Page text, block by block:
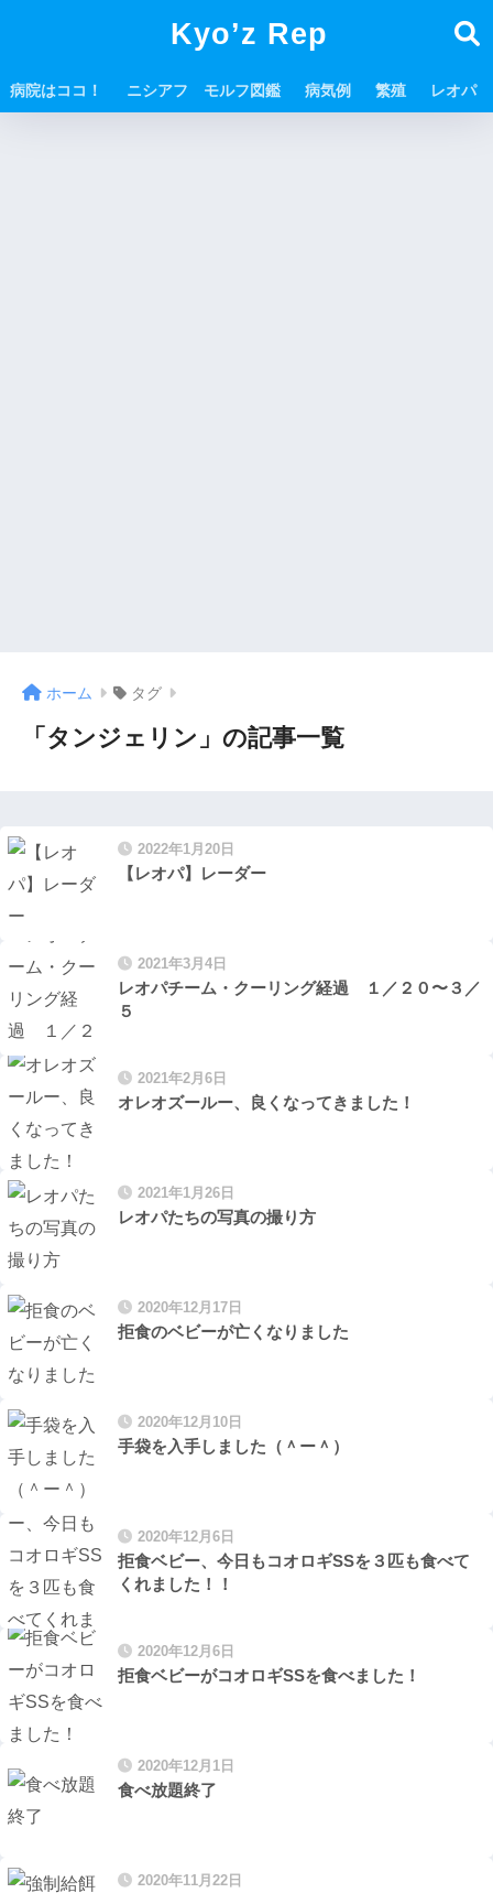
Kyo’z Rep
病院はココ！ ニシアフ モルフ図鑑 病気例 繁殖 レオパ
ホーム タグ
「タンジェリン」の記事一覧
2022年1月20日
【レオパ】レーダー
2021年3月4日
レオパチーム・クーリング経過 １／２０〜３／
５
2021年2月6日
オレオズールー、良くなってきました！
2021年1月26日
レオパたちの写真の撮り方
2020年12月17日
拒食のベビーが亡くなりました
2020年12月10日
手袋を入手しました（＾ー＾）
2020年12月6日
拒食ベビー、今日もコオロギSSを３匹も食べて
くれました！！
2020年12月6日
拒食ベビーがコオロギSSを食べました！
2020年12月1日
食べ放題終了
2020年11月22日